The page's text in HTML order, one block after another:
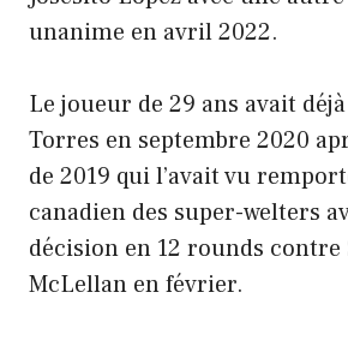
unanime en avril 2022.
Le joueur de 29 ans avait
Torres en septembre 2020
de 2019 qui l’avait vu
canadien des super-welters
décision en 12 rounds
McLellan en février.